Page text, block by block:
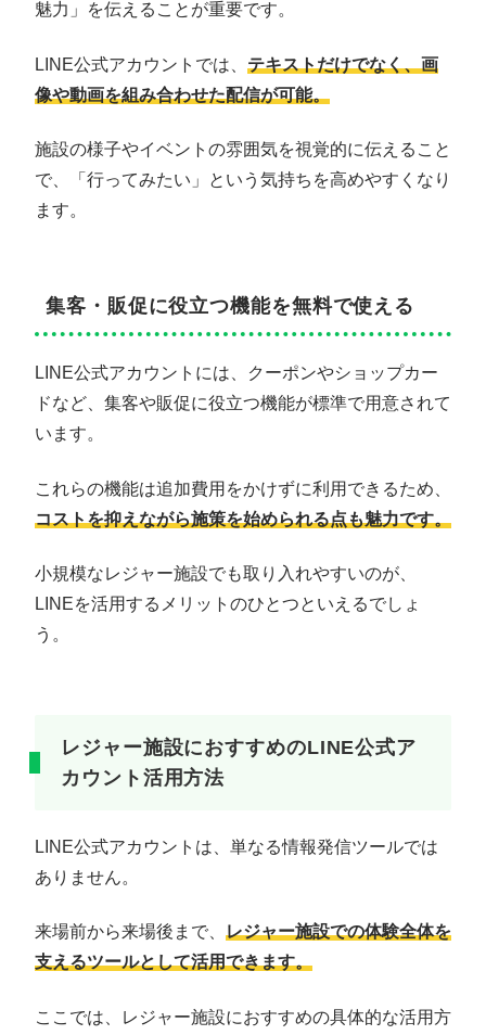
魅力」を伝えることが重要です。
LINE公式アカウントでは、 テキストだけでなく、画
像や動画を組み合わせた配信が可能。
施設の様子やイベントの雰囲気を視覚的に伝えること
で、「行ってみたい」という気持ちを高めやすくなり
ます。
集客・販促に役立つ機能を無料で使える
LINE公式アカウントには、クーポンやショップカー
ドなど、集客や販促に役立つ機能が標準で用意されて
います。
これらの機能は追加費用をかけずに利用できるため、
コストを抑えながら施策を始められる点も魅力です。
小規模なレジャー施設でも取り入れやすいのが、
LINEを活用するメリットのひとつといえるでしょ
う。
レジャー施設におすすめのLINE公式ア
カウント活用方法
LINE公式アカウントは、単なる情報発信ツールでは
ありません。
来場前から来場後まで、 レジャー施設での体験全体を
支えるツールとして活用できます。
ここでは、レジャー施設におすすめの具体的な活用方